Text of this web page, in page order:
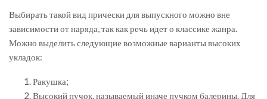
Выбирать такой вид прически для выпускного можно вне
зависимости от наряда, так как речь идет о классике жанра.
Можно выделить следующие возможные варианты высоких
укладок:
Ракушка;
Высокий пучок, называемый иначе пучком балерины. Для